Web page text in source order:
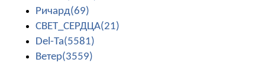
Ричард(69)
СВЕТ_СЕРДЦА(21)
Del-Ta(5581)
Ветер(3559)